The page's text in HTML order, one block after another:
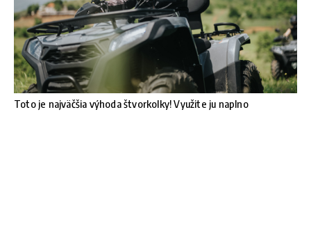
Toto je najväčšia výhoda štvorkolky! Využite ju naplno